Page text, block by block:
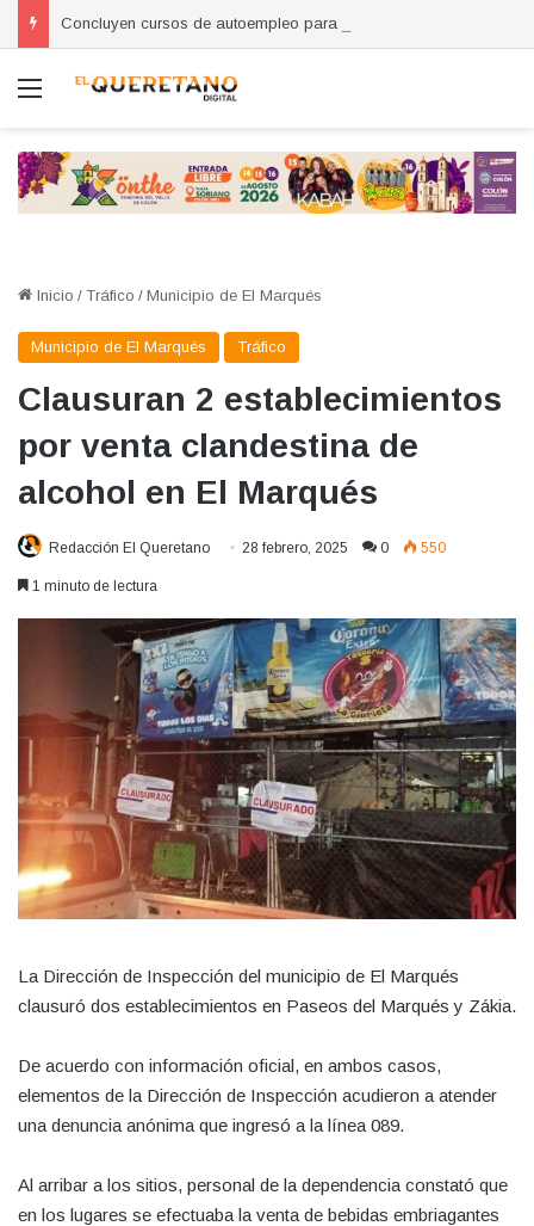
Menú
Inicio / Tráfico / Municipio de El Marqués
Municipio de El Marqués Tráfico
Clausuran 2 establecimientos
por venta clandestina de
alcohol en El Marqués
Redacción El Queretano 28 febrero, 2025 0 550
1 minuto de lectura
La Dirección de Inspección del municipio de El Marqués
clausuró dos establecimientos en Paseos del Marqués y Zákia.
De acuerdo con información oficial, en ambos casos,
elementos de la Dirección de Inspección acudieron a atender
una denuncia anónima que ingresó a la línea 089.
Al arribar a los sitios, personal de la dependencia constató que
en los lugares se efectuaba la venta de bebidas embriagantes